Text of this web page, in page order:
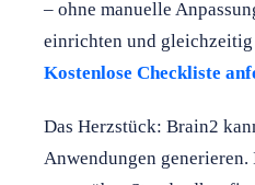
– ohne manuelle
einrichten und
Kostenlose Checkliste
Das Herzstück: Brain2
Anwendungen